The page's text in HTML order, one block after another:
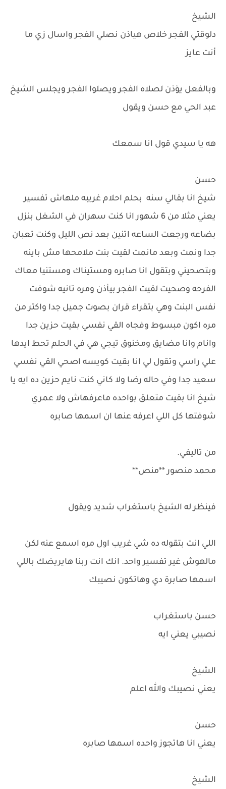
الشيخ
دلوقتي الفجر خلاص هياذن نصلي الفجر واسال زي ما
أنت عايز
وبالفعل يؤذن لصلاه الفجر ويصلوا الفجر ويجلس الشيخ
عبد الحي مع حسن ويقول
هه يا سيدي قول انا سمعك
حسن
شيخ انا بقالي سنه بحلم احلام غريبه ملهاش تفسير
يعني مثلا من 6 شهور انا كنت سهران في الشغل بنزل
بضاعه ورجعت الساعه اتنين بعد نص الليل وكنت تعبان
جدا ونمت وبعد مانمت لقيت بنت ملامحها مش باينه
وبتصحيني وبتقول انا صابره ومستيناك ومستنيا معاك
الفرحه وصحيت لقيت الفجر بيأذن ومره تانيه شوفت
نفس البنت وهي بتقراء قران بصوت جميل جدا واكتر من
مره اكون مبسوط وفجاه القي نفسي بقيت حزين جدا
وانام وانا مضايق ومخنوق تيجي هي في الحلم تحط ايدها
علي راسي وتقول لي انا بقيت كويسه اصحي القي نفسي
سعيد جدا وفي حاله رضا ولا كاني كنت نايم حزين ده ايه يا
شيخ انا بقيت متعلق بواحده ماعرفهاش ولا عمري
شوفتها كل اللي اعرفه عنها ان اسمها صابره
من تاليفي.
محمد منصور **منص**
فينظر له الشيخ باستغراب شديد ويقول
اللي انت بتقوله ده شي غريب اول مره اسمع عنه لكن
مالهوش غير تفسير واحد. انك انت ربنا هايريضك باللي
اسمها صابرة دي وهاتكون نصيبك
حسن باستغراب
نصيبي يعني ايه
الشيخ
يعني نصيبك والله اعلم
حسن
يعني انا هاتجوز واحده اسمها صابره
الشيخ